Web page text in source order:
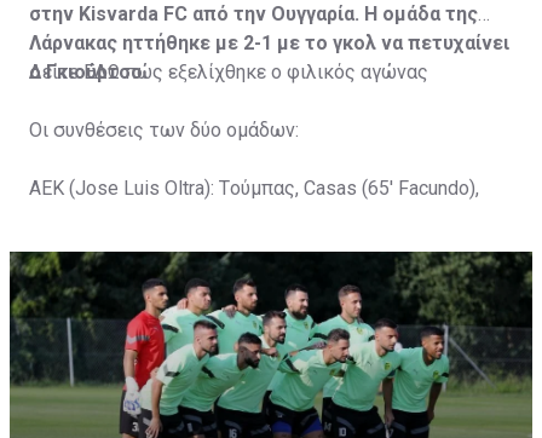
στην Kisvarda FC από την Ουγγαρία. Η ομάδα της
Λάρνακας ηττήθηκε με 2-1 με το γκολ να πετυχαίνει
ο Γκιούρτσο.
ΔείτεΕΔΩπώς εξελίχθηκε ο φιλικός αγώνας
Οι συνθέσεις των δύο ομάδων:
ΑΕΚ (Jose Luis Oltra): Tούμπας, Casas (65' Facundo),
Tomovic), Aνδρέου (65' Angel) , Κωνσταντή (65' Sol),
Τζιωρτζής (65' Faraj), Κατελάρης (65' Milicevic).
Στον πάγκο: Piric, Στυλιανίδης, Tomovic, Καψής, Sol,
Faraj, Lopes, Angel, Milicevic, Pons, Εγγλέζου, Facundo,
Gonzalez, Guyrcso, Μάμας.